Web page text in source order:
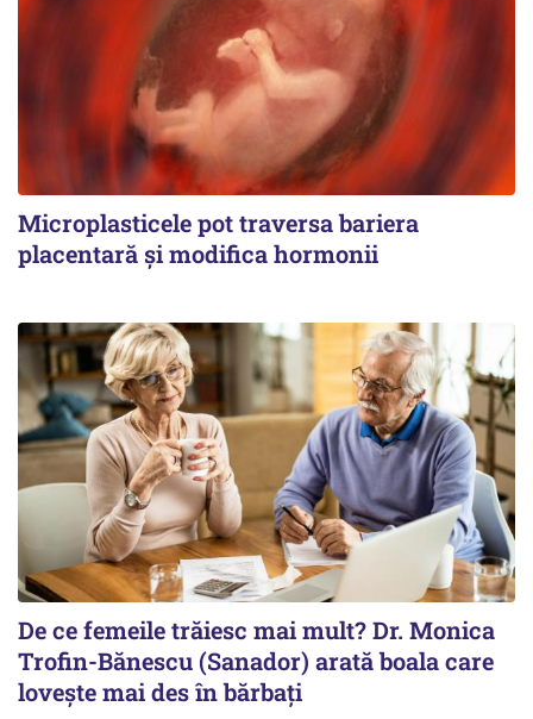
Microplasticele pot traversa bariera
placentară și modifica hormonii
De ce femeile trăiesc mai mult? Dr. Monica
Trofin-Bănescu (Sanador) arată boala care
lovește mai des în bărbați